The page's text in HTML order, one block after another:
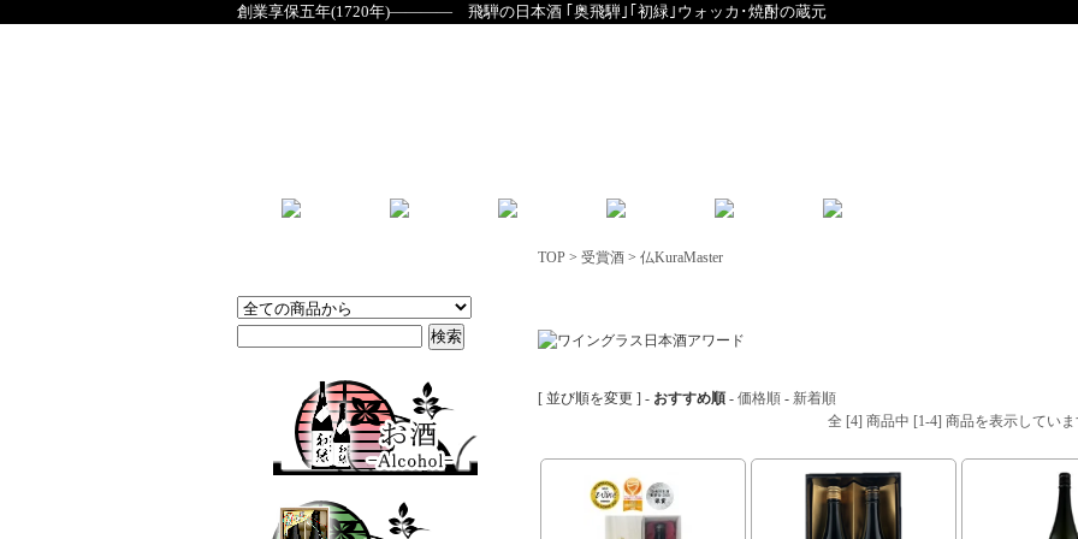
創業享保五年(1720年)―――― 飛騨の日本酒 ｢奥飛騨｣｢初緑｣ウォッカ･焼酎の蔵元
TOP > 受賞酒 > 仏KuraMaster
[ 並び順を変更 ] - おすすめ順 - 価格順 - 新着順
全 [4] 商品中 [1-4] 商品を表示してい